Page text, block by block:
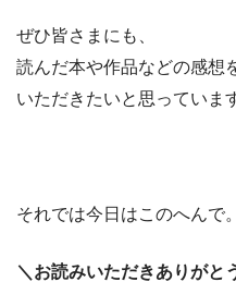
ぜひ皆さまにも、
読んだ本や作品などの感想
いただきたいと思っていま
それでは今日はこのへんで。
＼お読みいただきありがと